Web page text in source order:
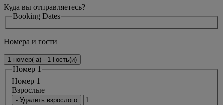
Куда вы отправляетесь?
Booking Dates
Номера и гости
1 номер(-а) - 1 Гость(и)
Номер 1
Номер 1
Bзрослые
- Удалить взрослого